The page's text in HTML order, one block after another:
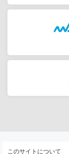
このサイトについて